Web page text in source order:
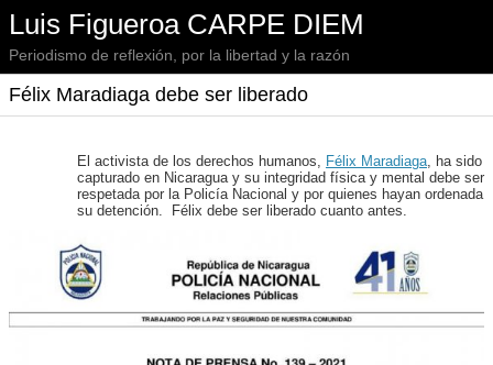
Luis Figueroa CARPE DIEM
Periodismo de reflexión, por la libertad y la razón
Félix Maradiaga debe ser liberado
El activista de los derechos humanos, Félix Maradiaga, ha sido
capturado en Nicaragua y su integridad física y mental debe ser
respetada por la Policía Nacional y por quienes hayan ordenada
su detención. Félix debe ser liberado cuanto antes.